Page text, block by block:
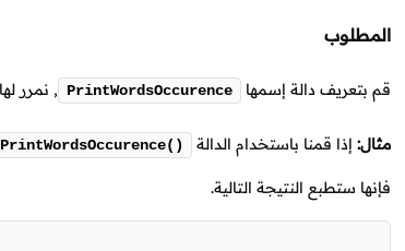
المطلوب
قم بتعريف دالة إسمها PrintWordsOccurence
, نمرر
مثال: إذا قمنا باستخدام الدالة PrintWordsOccurence()
فإنها ستطبع النتيجة التالية.